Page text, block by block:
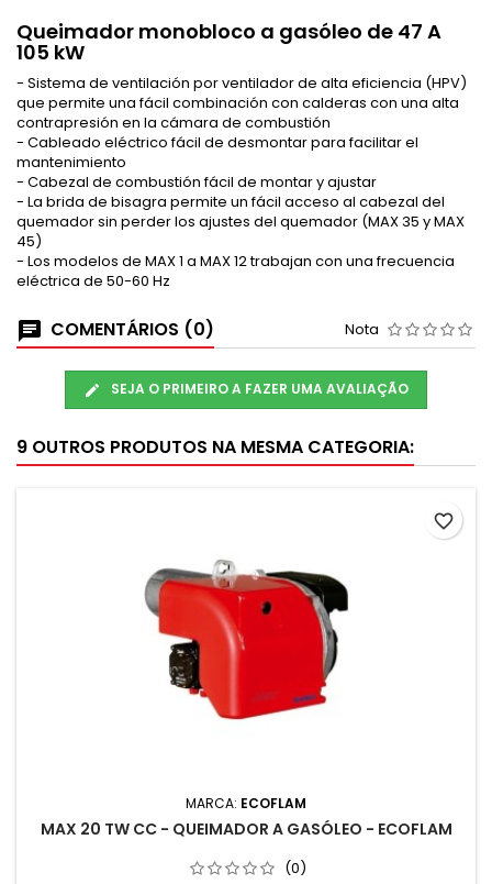
Queimador monobloco a gasóleo de 47 A
105 kW
- Sistema de ventilación por ventilador de alta eficiencia (HPV)
que permite una fácil combinación con calderas con una alta
contrapresión en la cámara de combustión
- Cableado eléctrico fácil de desmontar para facilitar el
mantenimiento
- Cabezal de combustión fácil de montar y ajustar
- La brida de bisagra permite un fácil acceso al cabezal del
quemador sin perder los ajustes del quemador (MAX 35 y MAX
45)
- Los modelos de MAX 1 a MAX 12 trabajan con una frecuencia
eléctrica de 50-60 Hz
COMENTÁRIOS (0) Nota
SEJA O PRIMEIRO A FAZER UMA AVALIAÇÃO
9 OUTROS PRODUTOS NA MESMA CATEGORIA:
MARCA: ECOFLAM
MAX 20 TW CC - QUEIMADOR A GASÓLEO - ECOFLAM
(0)
favorite_border